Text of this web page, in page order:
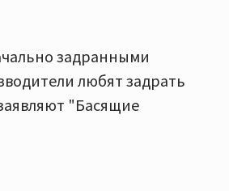
задранными
любят задрать
"Басящие